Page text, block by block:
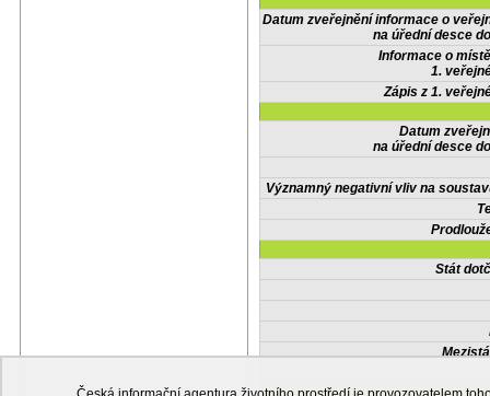
Datum zveřejnění informace o
na úřední desce
Informace o
1.
Zápis z 1.
Datum
na úřední desce
Významný negativní vliv na
Stát